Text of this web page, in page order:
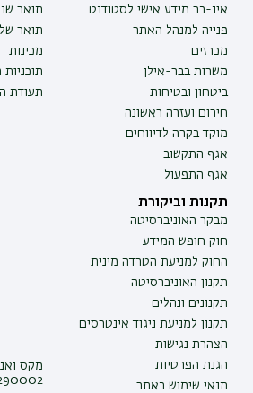
אינ-בר מידע אישי לסטודנט
פנייה למנהל האתר
מכרזים
משרות בבר-אילן
ביטחון ובטיחות
חירום ועזרה ראשונה
מוקד בקרה לדיווחים
אגף התקשוב
אגף התפעול
תואר
תואר
מכינות
תעודת
תקנות וביקורת
מבקר האוניברסיטה
חוק חופש המידע
החוק למניעת הטרדה מינית
תקנון האוניברסיטה
תקנונים ונהלים
תקנון למניעת ניגוד אינטרסים
הצהרת נגישות
הגנת הפרטיות
תנאי שימוש באתר
מקס